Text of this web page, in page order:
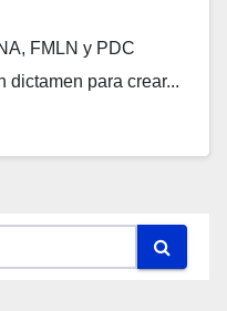
de temas
FMLN y PDC
dictamen para crear...